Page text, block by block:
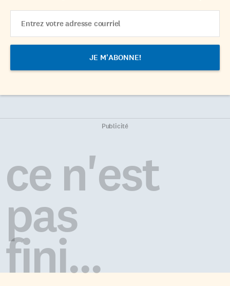
Address
Publicité
ce n'est
pas
fini...